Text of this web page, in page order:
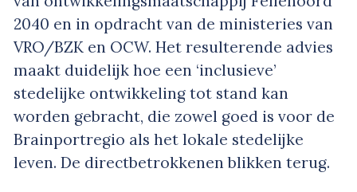
2040 en in opdracht van de ministeries van
VRO/BZK en OCW. Het resulterende advies
maakt duidelijk hoe een ‘inclusieve’
stedelijke ontwikkeling tot stand kan
worden gebracht, die zowel goed is voor de
Brainportregio als het lokale stedelijke
leven. De directbetrokkenen blikken terug.